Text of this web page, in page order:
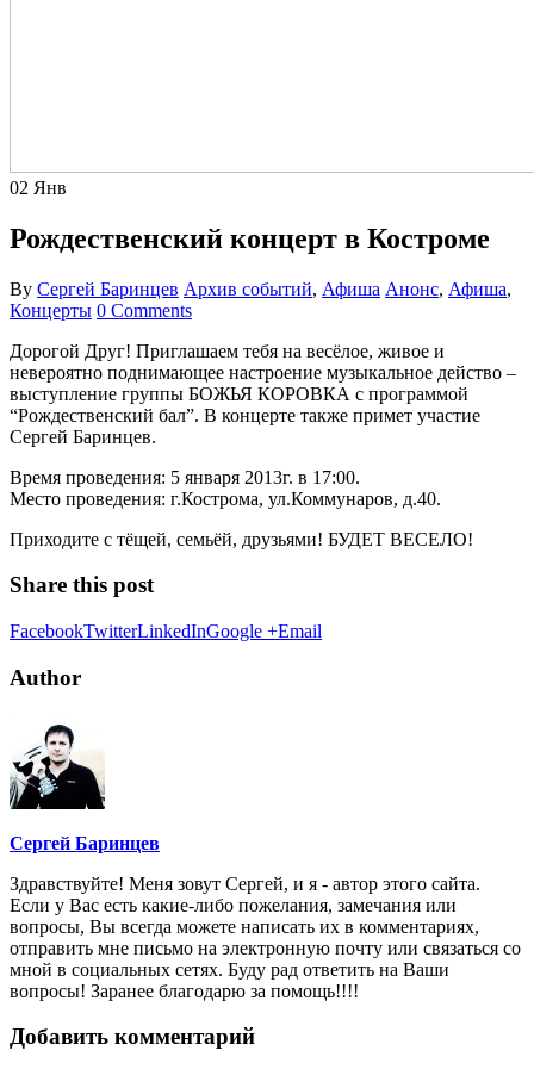
02 Янв
Рождественский концерт в Костроме
By Сергей Баринцев Архив событий, Афиша Анонс, Афиша,
Концерты 0 Comments
Дорогой Друг! Приглашаем тебя на весёлое, живое и
невероятно поднимающее настроение музыкальное действо –
выступление группы БОЖЬЯ КОРОВКА с программой
“Рождественский бал”. В концерте также примет участие
Сергей Баринцев.
Время проведения: 5 января 2013г. в 17:00.
Место проведения: г.Кострома, ул.Коммунаров, д.40.
Приходите с тёщей, семьёй, друзьями! БУДЕТ ВЕСЕЛО!
Share this post
FacebookTwitterLinkedInGoogle +Email
Author
Сергей Баринцев
Здравствуйте! Меня зовут Сергей, и я - автор этого сайта.
Если у Вас есть какие-либо пожелания, замечания или
вопросы, Вы всегда можете написать их в комментариях,
отправить мне письмо на электронную почту или связаться со
мной в социальных сетях. Буду рад ответить на Ваши
вопросы! Заранее благодарю за помощь!!!!
Добавить комментарий